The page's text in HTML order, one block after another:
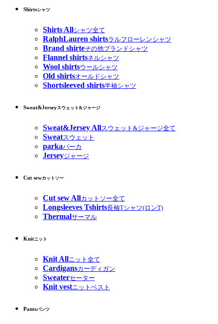
Shirtsシャツ
Shirts Allシャツ全て
RalphLauren shirtsラルフローレンシャツ
Brand shirteその他ブランドシャツ
Flannel shirtsネルシャツ
Wool shirtsウールシャツ
Old shirtsオールドシャツ
Shortsleeved shirts半袖シャツ
Sweat&Jerseyスウェット&ジャージ
Sweat&Jersey Allスウェット&ジャージ全て
Sweatスウェット
parkaパーカ
Jerseyジャージ
Cut sewカットソー
Cut sew Allカットソー全て
Longsleeves Tshirts長袖Tシャツ(ロンT)
Thermalサーマル
Knitニット
Knit Allニット全て
Cardigansカーディガン
Sweaterセーター
Knit vestニットベスト
Pantsパンツ